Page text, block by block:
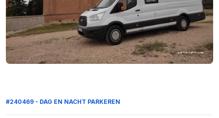
#240469 - DAG EN NACHT PARKEREN